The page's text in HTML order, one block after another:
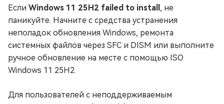
Если Windows 11 25H2 failed to install , не
паникуйте. Начните с средства устранения
неполадок обновления Windows, ремонта
системных файлов через SFC и DISM или выполните
ручное обновление на месте с помощью ISO
Windows 11 25H2.
Для пользователей с неподдерживаемым